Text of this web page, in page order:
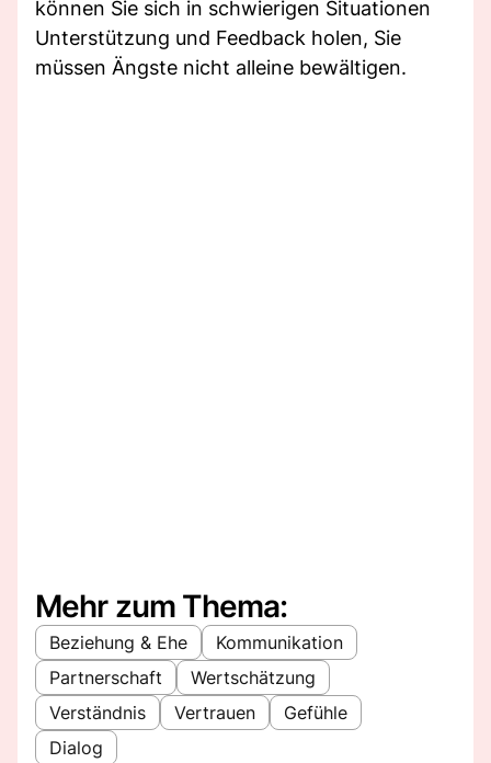
können Sie sich in schwierigen Situationen
Unterstützung und Feedback holen, Sie
müssen Ängste nicht alleine bewältigen.
Mehr zum Thema:
Beziehung & Ehe
Kommunikation
Partnerschaft
Wertschätzung
Verständnis
Vertrauen
Gefühle
Dialog